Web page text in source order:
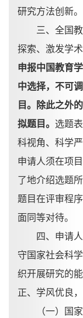
研究方法创新。
三、全国
探索、激发学
申报中国教育
中选择，不可
目。除此之外
拟题目。 选题
科视角、科学
申请人须在项
了地介绍选题
题目在评审程
面同等对待。
四、申请
守国家社会科
织开展研究的
正、学风优良，
（一）国